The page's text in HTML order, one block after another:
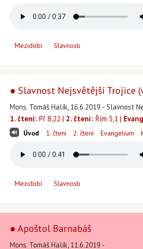
Mezidobí Slavnosti
● Slavnost Nejsvětější Trojice
Mons. Tomáš Halík, 16.6.2019 - Slavnost
1. čtení: Př 8,22 | 2. čtení: Řím 5,1 |
Úvod 1. čtení 2. čtení Evangelium
Mezidobí Slavnosti
● Apoštol Barnabáš
Mons. Tomáš Halík, 11.6.2019 -